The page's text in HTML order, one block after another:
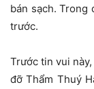
bán sạch. Trong
trước.
Trước tin vui
đỡ Thẩm Thuý